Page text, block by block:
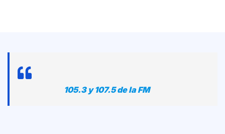
105.3 y 107.5 de la FM